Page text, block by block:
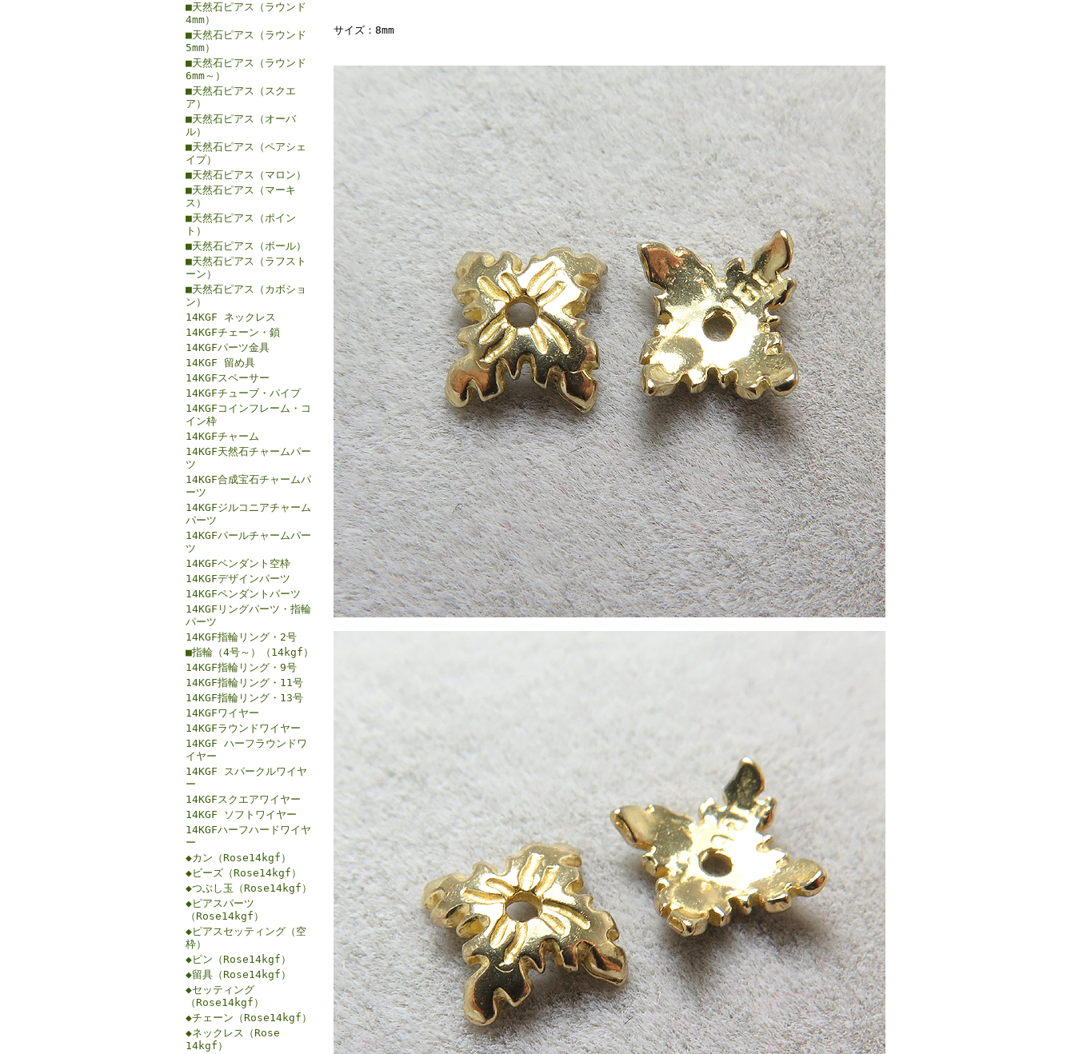
■天然石ピアス（ラウンド
4mm）
■天然石ピアス（ラウンド
5mm）
■天然石ピアス（ラウンド
6mm～）
■天然石ピアス（スクエ
ア）
■天然石ピアス（オーバ
ル）
■天然石ピアス（ペアシェ
イプ）
■天然石ピアス（マロン）
■天然石ピアス（マーキ
ス）
■天然石ピアス（ポイン
ト）
■天然石ピアス（ボール）
■天然石ピアス（ラフスト
ーン）
■天然石ピアス（カボショ
ン）
14KGF ネックレス
14KGFチェーン・鎖
14KGFパーツ金具
14KGF 留め具
14KGFスペーサー
14KGFチューブ・パイプ
14KGFコインフレーム・コ
イン枠
14KGFチャーム
14KGF天然石チャームパー
ツ
14KGF合成宝石チャームパ
ーツ
14KGFジルコニアチャーム
パーツ
14KGFパールチャームパー
ツ
14KGFペンダント空枠
14KGFデザインパーツ
14KGFペンダントパーツ
14KGFリングパーツ・指輪
パーツ
14KGF指輪リング・2号
■指輪（4号～）（14kgf）
14KGF指輪リング・9号
14KGF指輪リング・11号
14KGF指輪リング・13号
14KGFワイヤー
14KGFラウンドワイヤー
14KGF ハーフラウンドワ
イヤー
14KGF スパークルワイヤ
ー
14KGFスクエアワイヤー
14KGF ソフトワイヤー
14KGFハーフハードワイヤ
ー
◆カン（Rose14kgf）
◆ビーズ（Rose14kgf）
◆つぶし玉（Rose14kgf）
◆ピアスパーツ
（Rose14kgf）
◆ピアスセッティング（空
枠）
◆ピン（Rose14kgf）
◆留具（Rose14kgf）
◆セッティング
（Rose14kgf）
◆チェーン（Rose14kgf）
◆ネックレス（Rose
14kgf）
サイズ：8mm